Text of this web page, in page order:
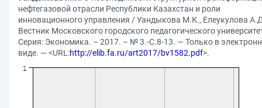
нефтегазовой отрасли Республики Казахстан и роли
инновационного управления / Уандыкова М.К., Елеукулова
Вестник Московского городского педагогического
Серия: Экономика. – 2017. – № 3.-С.8-13. — Только в
виде. — <URL:http://elib.fa.ru/art2017/bv1582.pdf>.